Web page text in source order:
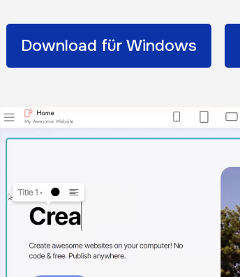
Download für Windows